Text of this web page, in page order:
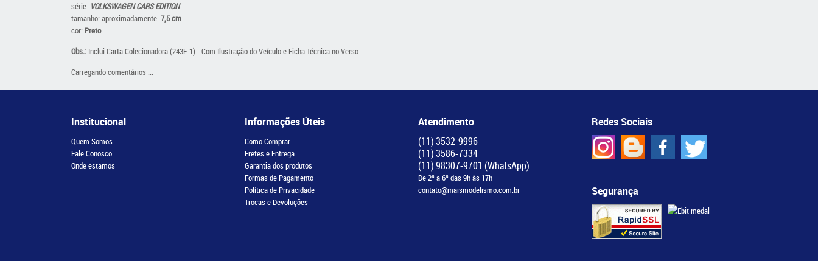
série: VOLKSWAGEN CARS EDITION
tamanho: aproximadamente 7,5 cm
cor: Preto
Obs.: Inclui Carta Colecionadora (243F-1) - Com Ilustração do Veículo e Ficha Técnica no Verso
Carregando comentários ...
Institucional
Quem Somos
Fale Conosco
Onde estamos
Informações Úteis
Como Comprar
Fretes e Entrega
Garantia dos produtos
Formas de Pagamento
Política de Privacidade
Trocas e Devoluções
Atendimento
(11)3532-9996
(11)3586-7334
(11)98307-9701 (WhatsApp)
De 2ª a 6ª das 9h às 17h
contato@maismodelismo.com.br
Redes Sociais
Segurança